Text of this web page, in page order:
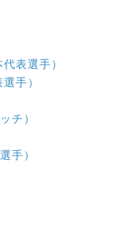
表選手）
手）
チ）
手）